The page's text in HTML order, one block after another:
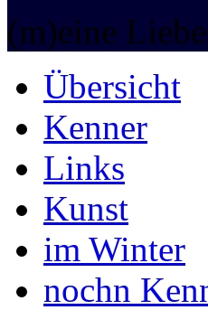
(m)eine
Übersicht
Kenner
Links
Kunst
im Winter
nochn